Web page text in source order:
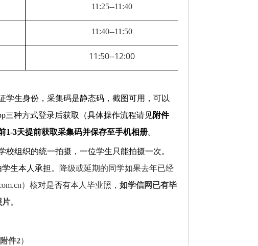
11:25--11:40
11:40--11:50
11:50--12:00
学生身份，采集码是静态码，截图可用，可以
三种方式登录后获取（具体操作流程请见附件
1-3天提前获取采集码并保存至手机相册。
组织的统一拍摄，一位学生只能拍摄一次。
生本人承担 。降级或延期的同学如果去年已经
）核对是否有本人毕业照，如学信网已有毕
片。
附件2）